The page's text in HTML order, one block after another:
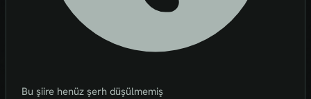
Bu şiire henüz şerh düşülmemiş